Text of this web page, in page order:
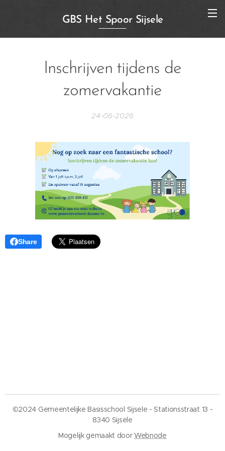
GBS Het Spoor Sijsele
Inschrijven tijdens de
zomervakantie
24-06-2026
Share
©2024 Gemeentelijke Basisschool Sijsele - Stationsstraat 13 -
8340 Sijsele
Mogelijk gemaakt doorWebnode